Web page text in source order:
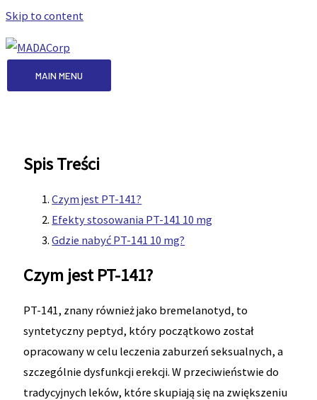
Skip to content
MAIN MENU
Spis Treści
Czym jest PT-141?
Efekty stosowania PT-141 10 mg
Gdzie nabyć PT-141 10 mg?
Czym jest PT-141?
PT-141, znany również jako bremelanotyd, to
syntetyczny peptyd, który początkowo został
opracowany w celu leczenia zaburzeń seksualnych, a
szczególnie dysfunkcji erekcji. W przeciwieństwie do
tradycyjnych leków, które skupiają się na zwiększeniu